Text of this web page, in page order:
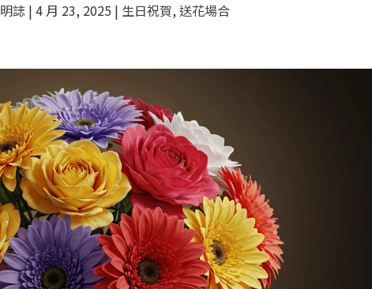
誌| 4 月 23, 2025 | 生日祝賀,送花場合